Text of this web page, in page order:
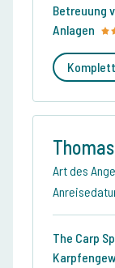
Betreuung
Anlagen
Thomas
Art des
The Carp